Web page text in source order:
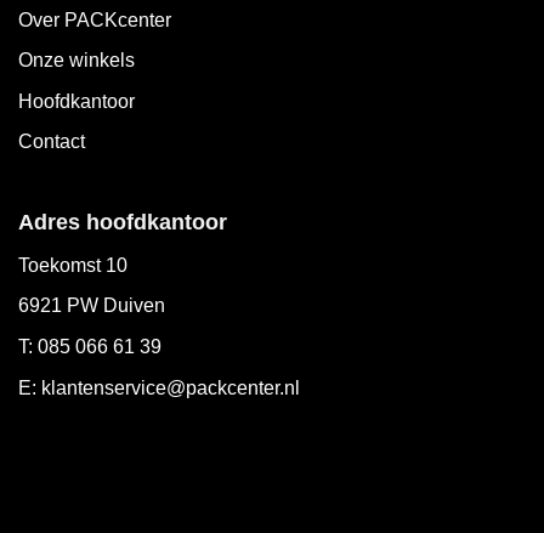
Over PACKcenter
Onze winkels
Hoofdkantoor
Contact
Adres hoofdkantoor
Toekomst 10
6921 PW Duiven
T: 085 066 61 39
E: klantenservice@packcenter.nl